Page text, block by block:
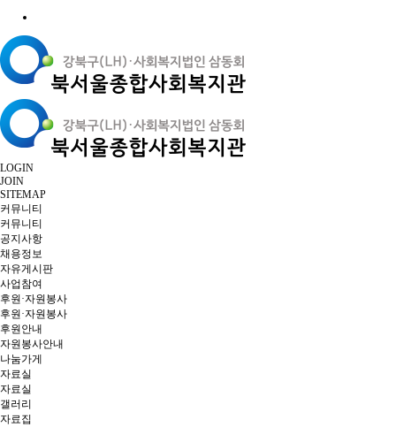
LOGIN
JOIN
SITEMAP
커뮤니티
커뮤니티
공지사항
채용정보
자유게시판
사업참여
후원·자원봉사
후원·자원봉사
후원안내
자원봉사안내
나눔가게
자료실
자료실
갤러리
자료집